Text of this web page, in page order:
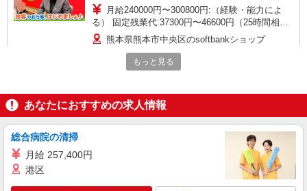
月給240000円〜300800円:（経験・能力によ
る） 固定残業代:37300円〜46600円（25時間相
当） ※時間外勤務の有無にかかわらず固定残業代
は支給されます。また、相当時間を超えて時間外
勤務した場合は1分単位で残業代が追加で支給され
ます。 ※試用期間あり4ヶ月月給25万円以上 ※残
+゜・。○。・゜+゜・。○。・゜+゜ 入社祝い金10
万円支給(規定有) お友達を紹介頂くと, インセンテ
熊本県熊本市中央区のsoftbankショップ
紹介予定派遣
株式会社シエロ
スマホ携帯販売【ワイモバイル】
時給1400円〜1450円（経験・能力による） ※
残業代支給 ★交通費別途支給（規定あり） ゜
+゜・。○。・゜+゜・。○。・゜+゜ 入社祝い金10
万円支給(規定有) お友達を紹介頂くと, インセンテ
熊本県熊本市中央区のsoftbankショップ
もっと見る
あなたにおすすめの求人情報
総合病院の清掃
月給 257,400円
港区